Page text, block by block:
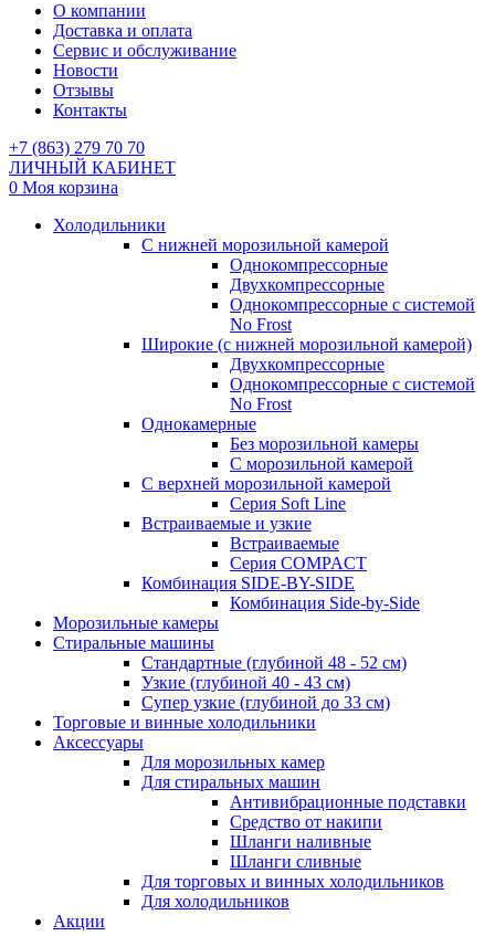
О компании
Доставка и оплата
Сервис и обслуживание
Новости
Отзывы
Контакты
+7 (863) 279 70 70
ЛИЧНЫЙ КАБИНЕТ
0 Моя корзина
Холодильники
С нижней морозильной камерой
Однокомпрессорные
Двухкомпрессорные
Однокомпрессорные с системой
No Frost
Широкие (с нижней морозильной камерой)
Двухкомпрессорные
Однокомпрессорные с системой
No Frost
Однокамерные
Без морозильной камеры
С морозильной камерой
С верхней морозильной камерой
Серия Soft Line
Встраиваемые и узкие
Встраиваемые
Серия СOMPACT
Комбинация SIDE-BY-SIDE
Комбинация Side-by-Side
Морозильные камеры
Стиральные машины
Стандартные (глубиной 48 - 52 см)
Узкие (глубиной 40 - 43 см)
Супер узкие (глубиной до 33 см)
Торговые и винные холодильники
Аксессуары
Для морозильных камер
Для стиральных машин
Антивибрационные подставки
Средство от накипи
Шланги наливные
Шланги сливные
Для торговых и винных холодильников
Для холодильников
Акции